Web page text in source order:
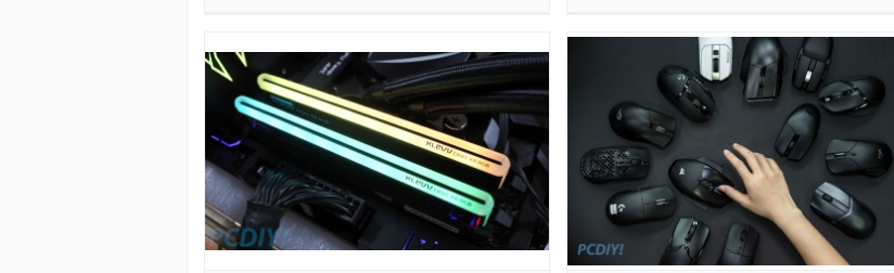
題。 造成通貨膨脹的成因很多，在這邊以最一
般的消費市場運作模式為例。依照資本市場，
我們的各項消費行為最終都會使多數貨幣流入
各大企業與資本家，使得富人的財富累積的越
來越多，也讓絕大多數的貨幣沒有回到大眾市
場的循環中，流通貨幣數量便會逐漸減少，造
成中產階級的人們擁有的資產下降導致無法消
費的情況出現，而沒有消費自然也就不可能會
有經濟了。 傳統的貨幣政策為了避免上述的事
以透過其中的Performance性能模式、在4K下
獲得平均2.4的性能提升，其具備的空間放大演
算法可以提供接近原生解析度的超高品質遊戲
體驗，包括邊緣體現跟各項畫面細節；這項
FSR技術一共分成了4種模式：Ultra Quality
超高畫質、Quality高畫質、Balanced平衡、
Performance性能(比DLSS還多了一種)，而這
4種模式也對應了不同的解析度設定，譬如在
4K解析度下與1440P解析度下就會有不同比例
的縮放比例，等於是提供了玩家在品質與效能
Cycling技術''，前者能夠在不需要動用到獨立
顯示晶片情況下將其功耗壓到最低以延長待機
時間，後者則能在高性能運作的時候、實時監
控電力環境以達到更好的電力控管。 在新架
構、新技術的加持下，與前一代使用RDNA架
構的產品相比，使用RDNA 2的筆電產品在有
連接市電的情況下能過多出50%的效能，而在
使用筆電內部電池的情況下，更可以多出高達
驚人的77%！更重要的是，耗電量還少了
的設定來運作)，若是不支援XMP功能的版本
也不用擔心，基本上也會以標示的預設值來運
作，但若出現不開機現象，恐怕就有可能出現
相容性問題，可以找記憶體或主機板廠商回報
問題(或退換貨)，因此在超頻之前可以先查看
一下採用的記憶體標示是怎樣的預設值再來做
調整參考。 那什麼時候需要手動調整參數？
a)想要比預設值更高的頻率或更緊或更鬆的參
數。(這裡是針對沒有XMP的記憶體來說，如
果支援XMP的話，只要啟動XMP就可以了) b)
相關的調整囉，看過了前兩篇的辨識技巧與安
裝DIY之後，接下來就來看看怎麼讓MSI B560
主機板釋放記憶體的真正效能啦！ ★還沒參加
的朋友看這裡→活動直通車 想要進入主機板的
BIOS設定畫面，必須在電腦開機時出現「MSI
主機板廠商畫面」的時候按下鍵盤上的
Delete[del]或是F2，如果玩家覺得畫面一閃即
逝，來不及操作的話，也可以選擇在畫面出現
之前就不斷連按，直到進入畫面。 進到畫面之
定是小菜一碟，但想必還是有新手玩家對於第
一次安裝、或更換記憶體而有些感到緊張，深
怕一個不小心就搞壞自己寶貴的電腦，但不用
擔心，記憶體的安裝方式其實相當簡單，只要
小心謹慎地跟著小編接下來的安裝步驟與注意
事項，即能順利完成囉！ 首先在準備安裝記憶
體之前可以先簡單做個外觀檢查、如記憶體上
的金手指是否全新(沒有刮傷、氧化)，PCB是
否完整(無斷裂、毛邊)，再來，無散熱片版本
的則可以檢視一下有無明顯外傷(譬如顆粒位